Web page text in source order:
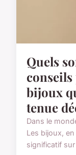
Quels
bijoux
tenue
Dans le
Les bijoux,
significatif